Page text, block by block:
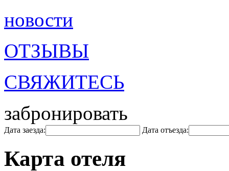
новости
ОТЗЫВЫ
СВЯЖИТЕСЬ
забронировать
Дата заезда: Дата отъезда:
Карта отеля